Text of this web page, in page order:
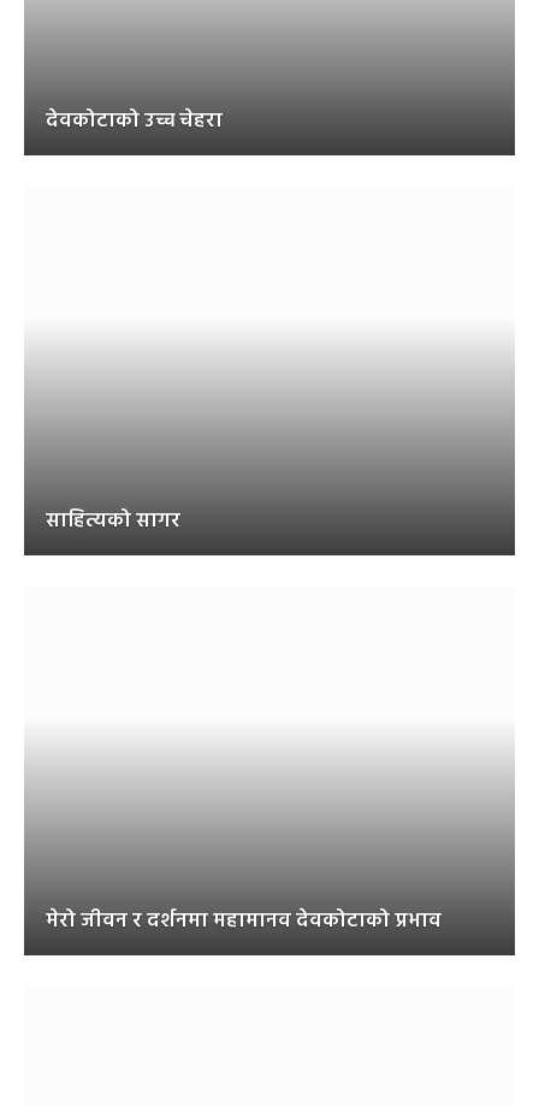
देवकोटाको उच्च चेहरा
साहित्यको सागर
मेरो जीवन र दर्शनमा महामानव देवकोटाको प्रभाव